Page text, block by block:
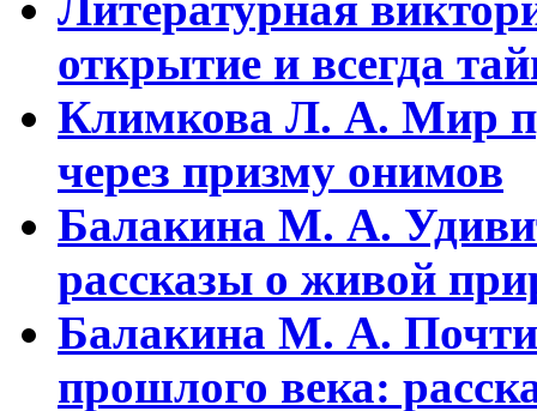
открытие и всегда
Климкова Л. А. Мир
через призму онимов
Балакина М. А.
рассказы о живой
Балакина М. А. Почти
прошлого века: